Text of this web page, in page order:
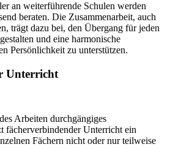
an weiterführende Schulen werden
beraten. Die Zusammenarbeit, auch
trägt dazu bei, den Übergang für jeden
und eine harmonische
Persönlichkeit zu unterstützen.
Unterricht
Arbeiten durchgängiges
fächerverbindender Unterricht ein
Fächern nicht oder nur teilweise